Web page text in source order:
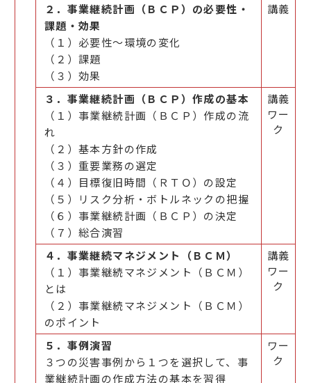
２．事業継続計画（ＢＣＰ）の必要性・
課題・効果
（１）必要性～環境の変化
（２）課題
（３）効果
講義
３．事業継続計画（ＢＣＰ）作成の基本
（１）事業継続計画（ＢＣＰ）作成の流
れ
（２）基本方針の作成
（３）重要業務の選定
（４）目標復旧時間（ＲＴＯ）の設定
（５）リスク分析・ボトルネックの把握
（６）事業継続計画（ＢＣＰ）の決定
（７）総合演習
講義
ワー
ク
４．事業継続マネジメント（ＢＣＭ）
（１）事業継続マネジメント（ＢＣＭ）
とは
（２）事業継続マネジメント（ＢＣＭ）
のポイント
講義
ワー
ク
５．事例演習
３つの災害事例から１つを選択して、事
業継続計画の作成方法の基本を習得
ワー
ク